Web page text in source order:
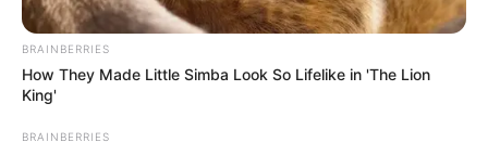
BRAINBERRIES
How They Made Little Simba Look So Lifelike in 'The Lion
King'
BRAINBERRIES